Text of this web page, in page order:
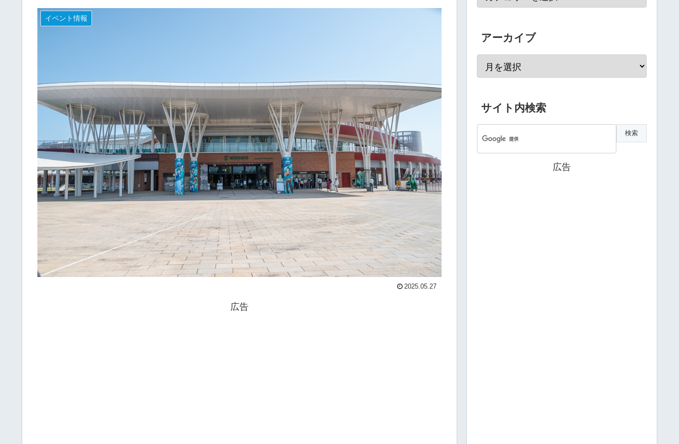
イベント情報
2025.05.27
広告
アーカイブ
サイト内検索
広告